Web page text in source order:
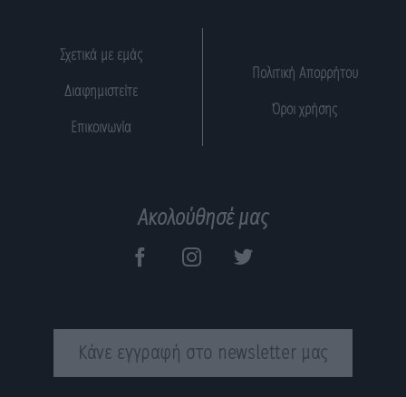
Σχετικά με εμάς
Διαφημιστείτε
Επικοινωνία
Πολιτική Απορρήτου
Όροι χρήσης
Ακολούθησέ μας
Κάνε εγγραφή στο newsletter μας